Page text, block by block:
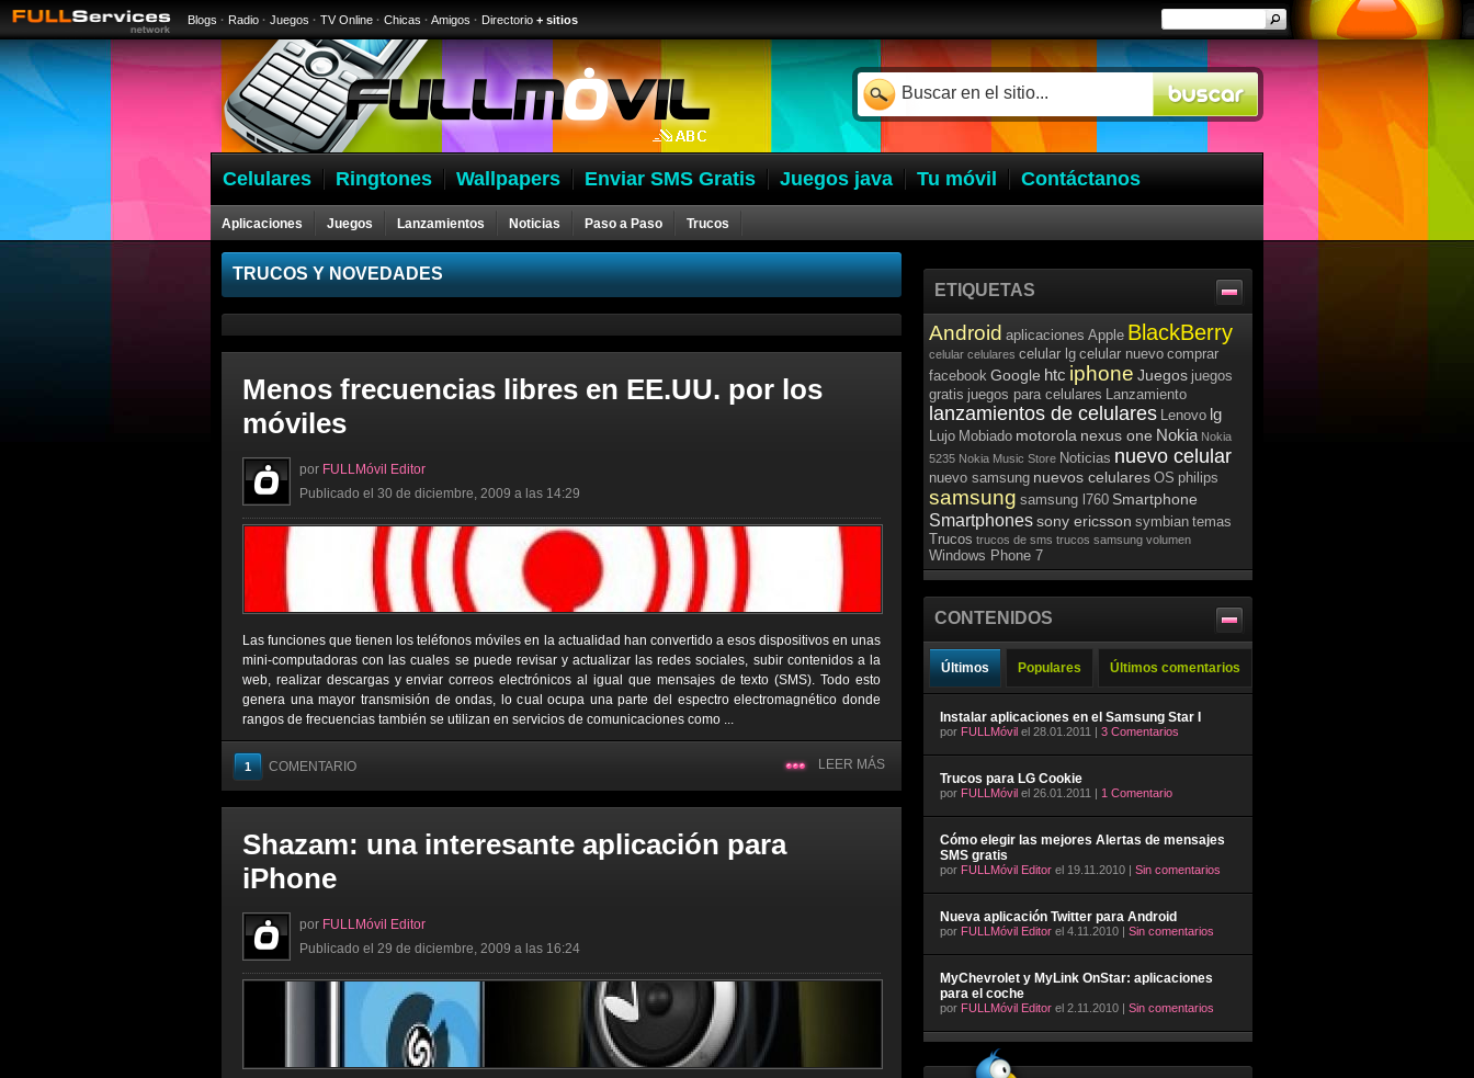
Blogs · Radio · Juegos · TV Online · Chicas · Amigos · Directorio + sitios
Celulares Ringtones Wallpapers Enviar SMS Gratis Juegos java Tu móvil Contáctanos
Aplicaciones Juegos Lanzamientos Noticias Paso a Paso Trucos
Celulares
TRUCOS Y NOVEDADES
Menos frecuencias libres en EE.UU. por los
móviles
por FULLMóvil Editor
Publicado el 30 de diciembre, 2009 a las 14:29
Las funciones que tienen los teléfonos móviles en la actualidad han convertido a esos dispositivos en unas
mini-computadoras con las cuales se puede revisar y actualizar las redes sociales, subir contenidos a la
web, realizar descargas y enviar correos electrónicos al igual que mensajes de texto (SMS). Todo esto
genera una mayor transmisión de ondas, lo cual ocupa una parte del espectro electromagnético donde
rangos de frecuencias también se utilizan en servicios de comunicaciones como ...
1 COMENTARIO LEER MÁS
Shazam: una interesante aplicación para
iPhone
por FULLMóvil Editor
Publicado el 29 de diciembre, 2009 a las 16:24
ETIQUETAS
Android aplicaciones Apple BlackBerry
celular celulares celular lg celular nuevo comprar
facebook Google htc iphone Juegos juegos
gratis juegos para celulares Lanzamiento
lanzamientos de celulares Lenovo lg
Lujo Mobiado motorola nexus one Nokia Nokia
5235 Nokia Music Store Noticias nuevo celular
nuevo samsung nuevos celulares OS philips
samsung samsung l760 Smartphone
Smartphonessony ericsson symbian temas
Trucos trucos de sms trucos samsung volumen
Windows Phone 7
CONTENIDOS
Últimos Populares Últimos comentarios
Instalar aplicaciones en el Samsung Star I
por FULLMóvil el 28.01.2011 | 3 Comentarios
Trucos para LG Cookie
por FULLMóvil el 26.01.2011 | 1 Comentario
Cómo elegir las mejores Alertas de mensajes
SMS gratis
por FULLMóvil Editor el 19.11.2010 | Sin comentarios
Nueva aplicación Twitter para Android
por FULLMóvil Editor el 4.11.2010 | Sin comentarios
MyChevrolet y MyLink OnStar: aplicaciones
para el coche
por FULLMóvil Editor el 2.11.2010 | Sin comentarios